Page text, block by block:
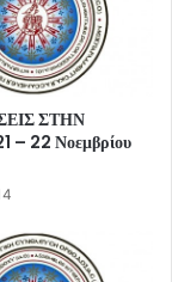
ΣΤΗΝ
– 22 Νοεμβρίου